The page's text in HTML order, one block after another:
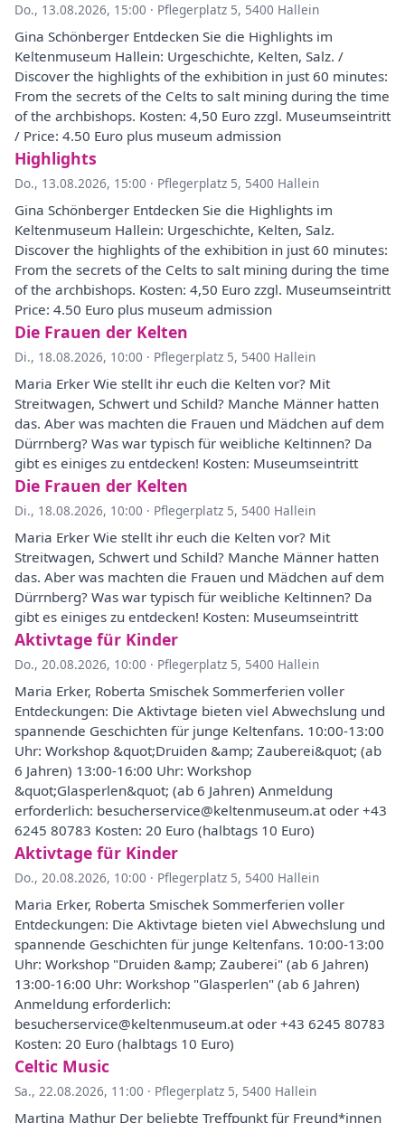
Do., 13.08.2026, 15:00 · Pflegerplatz 5, 5400 Hallein
Gina Schönberger Entdecken Sie die Highlights im
Keltenmuseum Hallein: Urgeschichte, Kelten, Salz. /
Discover the highlights of the exhibition in just 60 minutes:
From the secrets of the Celts to salt mining during the time
of the archbishops. Kosten: 4,50 Euro zzgl. Museumseintritt
/ Price: 4.50 Euro plus museum admission
Highlights
Do., 13.08.2026, 15:00 · Pflegerplatz 5, 5400 Hallein
Gina Schönberger Entdecken Sie die Highlights im
Keltenmuseum Hallein: Urgeschichte, Kelten, Salz.
Discover the highlights of the exhibition in just 60 minutes:
From the secrets of the Celts to salt mining during the time
of the archbishops. Kosten: 4,50 Euro zzgl. Museumseintritt
Price: 4.50 Euro plus museum admission
Die Frauen der Kelten
Di., 18.08.2026, 10:00 · Pflegerplatz 5, 5400 Hallein
Maria Erker Wie stellt ihr euch die Kelten vor? Mit
Streitwagen, Schwert und Schild? Manche Männer hatten
das. Aber was machten die Frauen und Mädchen auf dem
Dürrnberg? Was war typisch für weibliche Keltinnen? Da
gibt es einiges zu entdecken! Kosten: Museumseintritt
Die Frauen der Kelten
Di., 18.08.2026, 10:00 · Pflegerplatz 5, 5400 Hallein
Maria Erker Wie stellt ihr euch die Kelten vor? Mit
Streitwagen, Schwert und Schild? Manche Männer hatten
das. Aber was machten die Frauen und Mädchen auf dem
Dürrnberg? Was war typisch für weibliche Keltinnen? Da
gibt es einiges zu entdecken! Kosten: Museumseintritt
Aktivtage für Kinder
Do., 20.08.2026, 10:00 · Pflegerplatz 5, 5400 Hallein
Maria Erker, Roberta Smischek Sommerferien voller
Entdeckungen: Die Aktivtage bieten viel Abwechslung und
spannende Geschichten für junge Keltenfans. 10:00-13:00
Uhr: Workshop &quot;Druiden &amp; Zauberei&quot; (ab
6 Jahren) 13:00-16:00 Uhr: Workshop
&quot;Glasperlen&quot; (ab 6 Jahren) Anmeldung
erforderlich: besucherservice@keltenmuseum.at oder +43
6245 80783 Kosten: 20 Euro (halbtags 10 Euro)
Aktivtage für Kinder
Do., 20.08.2026, 10:00 · Pflegerplatz 5, 5400 Hallein
Maria Erker, Roberta Smischek Sommerferien voller
Entdeckungen: Die Aktivtage bieten viel Abwechslung und
spannende Geschichten für junge Keltenfans. 10:00-13:00
Uhr: Workshop "Druiden &amp; Zauberei" (ab 6 Jahren)
13:00-16:00 Uhr: Workshop "Glasperlen" (ab 6 Jahren)
Anmeldung erforderlich:
besucherservice@keltenmuseum.at oder +43 6245 80783
Kosten: 20 Euro (halbtags 10 Euro)
Celtic Music
Sa., 22.08.2026, 11:00 · Pflegerplatz 5, 5400 Hallein
Martina Mathur Der beliebte Treffpunkt für Freund*innen